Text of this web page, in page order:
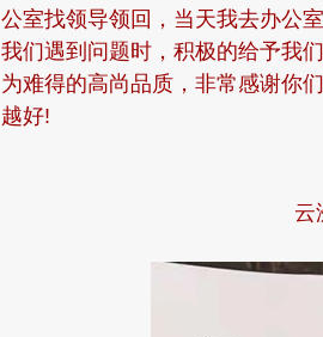
公室找领导领回，当天我去办公
我们遇到问题时，积极的给予我
为难得的高尚品质，非常感谢你
越好!
云洲古玩城四
2018年11